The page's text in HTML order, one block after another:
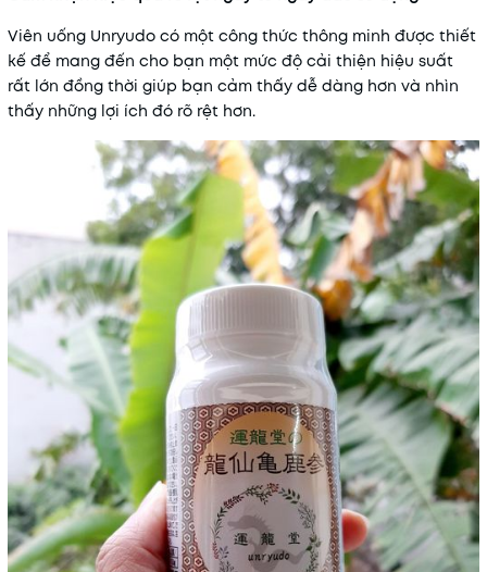
Viên uống Unryudo có một công thức thông minh được thiết
kế để mang đến cho bạn một mức độ cải thiện hiệu suất
rất lớn đồng thời giúp bạn cảm thấy dễ dàng hơn và nhìn
thấy những lợi ích đó rõ rệt hơn.